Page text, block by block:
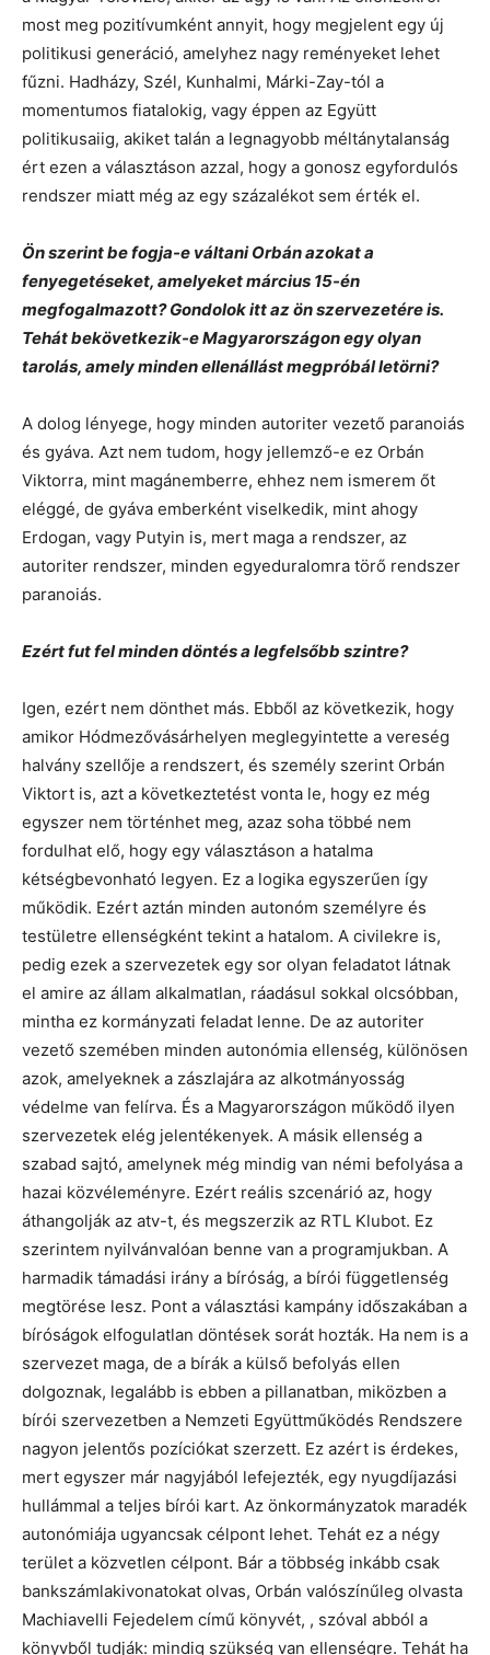
most meg pozitívumként annyit, hogy megjelent egy új
politikusi generáció, amelyhez nagy reményeket lehet
fűzni. Hadházy, Szél, Kunhalmi, Márki-Zay-tól a
momentumos fiatalokig, vagy éppen az Együtt
politikusaiig, akiket talán a legnagyobb méltánytalanság
ért ezen a választáson azzal, hogy a gonosz egyfordulós
rendszer miatt még az egy százalékot sem érték el.
Ön szerint be fogja-e váltani Orbán azokat a
fenyegetéseket, amelyeket március 15-én
megfogalmazott? Gondolok itt az ön szervezetére is.
Tehát bekövetkezik-e Magyarországon egy olyan
tarolás, amely minden ellenállást megpróbál letörni?
A dolog lényege, hogy minden autoriter vezető paranoiás
és gyáva. Azt nem tudom, hogy jellemző-e ez Orbán
Viktorra, mint magánemberre, ehhez nem ismerem őt
eléggé, de gyáva emberként viselkedik, mint ahogy
Erdogan, vagy Putyin is, mert maga a rendszer, az
autoriter rendszer, minden egyeduralomra törő rendszer
paranoiás.
Ezért fut fel minden döntés a legfelsőbb szintre?
Igen, ezért nem dönthet más. Ebből az következik, hogy
amikor Hódmezővásárhelyen meglegyintette a vereség
halvány szellője a rendszert, és személy szerint Orbán
Viktort is, azt a következtetést vonta le, hogy ez még
egyszer nem történhet meg, azaz soha többé nem
fordulhat elő, hogy egy választáson a hatalma
kétségbevonható legyen. Ez a logika egyszerűen így
működik. Ezért aztán minden autonóm személyre és
testületre ellenségként tekint a hatalom. A civilekre is,
pedig ezek a szervezetek egy sor olyan feladatot látnak
el amire az állam alkalmatlan, ráadásul sokkal olcsóbban,
mintha ez kormányzati feladat lenne. De az autoriter
vezető szemében minden autonómia ellenség, különösen
azok, amelyeknek a zászlajára az alkotmányosság
védelme van felírva. És a Magyarországon működő ilyen
szervezetek elég jelentékenyek. A másik ellenség a
szabad sajtó, amelynek még mindig van némi befolyása a
hazai közvéleményre. Ezért reális szcenárió az, hogy
áthangolják az atv-t, és megszerzik az RTL Klubot. Ez
szerintem nyilvánvalóan benne van a programjukban. A
harmadik támadási irány a bíróság, a bírói függetlenség
megtörése lesz. Pont a választási kampány időszakában a
bíróságok elfogulatlan döntések sorát hozták. Ha nem is a
szervezet maga, de a bírák a külső befolyás ellen
dolgoznak, legalább is ebben a pillanatban, miközben a
bírói szervezetben a Nemzeti Együttműködés Rendszere
nagyon jelentős pozíciókat szerzett. Ez azért is érdekes,
mert egyszer már nagyjából lefejezték, egy nyugdíjazási
hullámmal a teljes bírói kart. Az önkormányzatok maradék
autonómiája ugyancsak célpont lehet. Tehát ez a négy
terület a közvetlen célpont. Bár a többség inkább csak
bankszámlakivonatokat olvas, Orbán valószínűleg olvasta
Machiavelli Fejedelem című könyvét, , szóval abból a
könyvből tudják: mindig szükség van ellenségre. Tehát ha